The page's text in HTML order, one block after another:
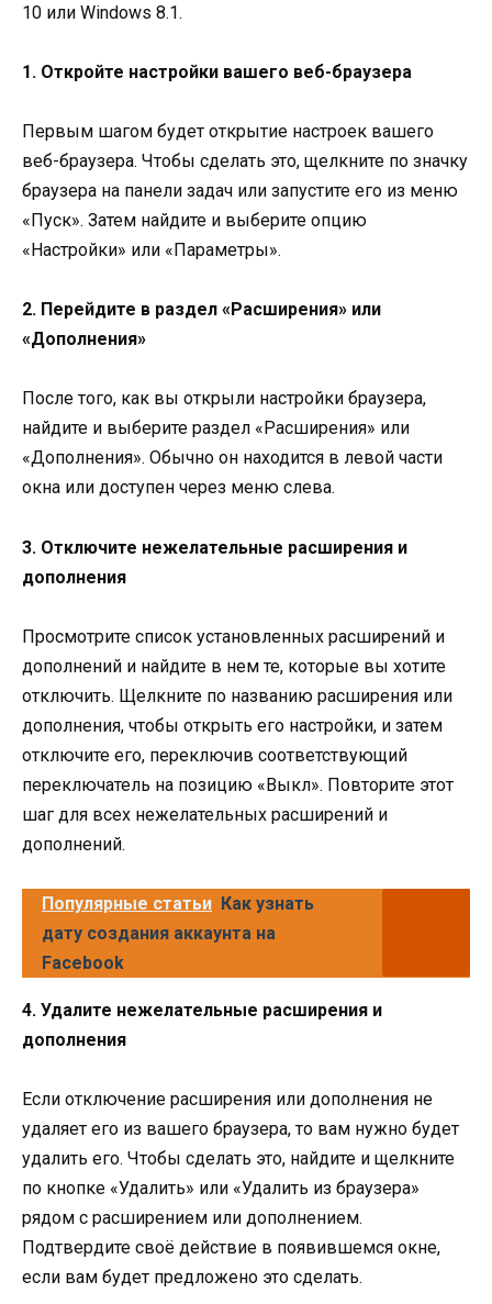
10 или Windows 8.1.
1. Откройте настройки вашего веб-браузера
Первым шагом будет открытие настроек вашего
веб-браузера. Чтобы сделать это, щелкните по значку
браузера на панели задач или запустите его из меню
«Пуск». Затем найдите и выберите опцию
«Настройки» или «Параметры».
2. Перейдите в раздел «Расширения» или
«Дополнения»
После того, как вы открыли настройки браузера,
найдите и выберите раздел «Расширения» или
«Дополнения». Обычно он находится в левой части
окна или доступен через меню слева.
3. Отключите нежелательные расширения и
дополнения
Просмотрите список установленных расширений и
дополнений и найдите в нем те, которые вы хотите
отключить. Щелкните по названию расширения или
дополнения, чтобы открыть его настройки, и затем
отключите его, переключив соответствующий
переключатель на позицию «Выкл». Повторите этот
шаг для всех нежелательных расширений и
дополнений.
Популярные статьи Как узнать
дату создания аккаунта на
Facebook
4. Удалите нежелательные расширения и
дополнения
Если отключение расширения или дополнения не
удаляет его из вашего браузера, то вам нужно будет
удалить его. Чтобы сделать это, найдите и щелкните
по кнопке «Удалить» или «Удалить из браузера»
рядом с расширением или дополнением.
Подтвердите своё действие в появившемся окне,
если вам будет предложено это сделать.